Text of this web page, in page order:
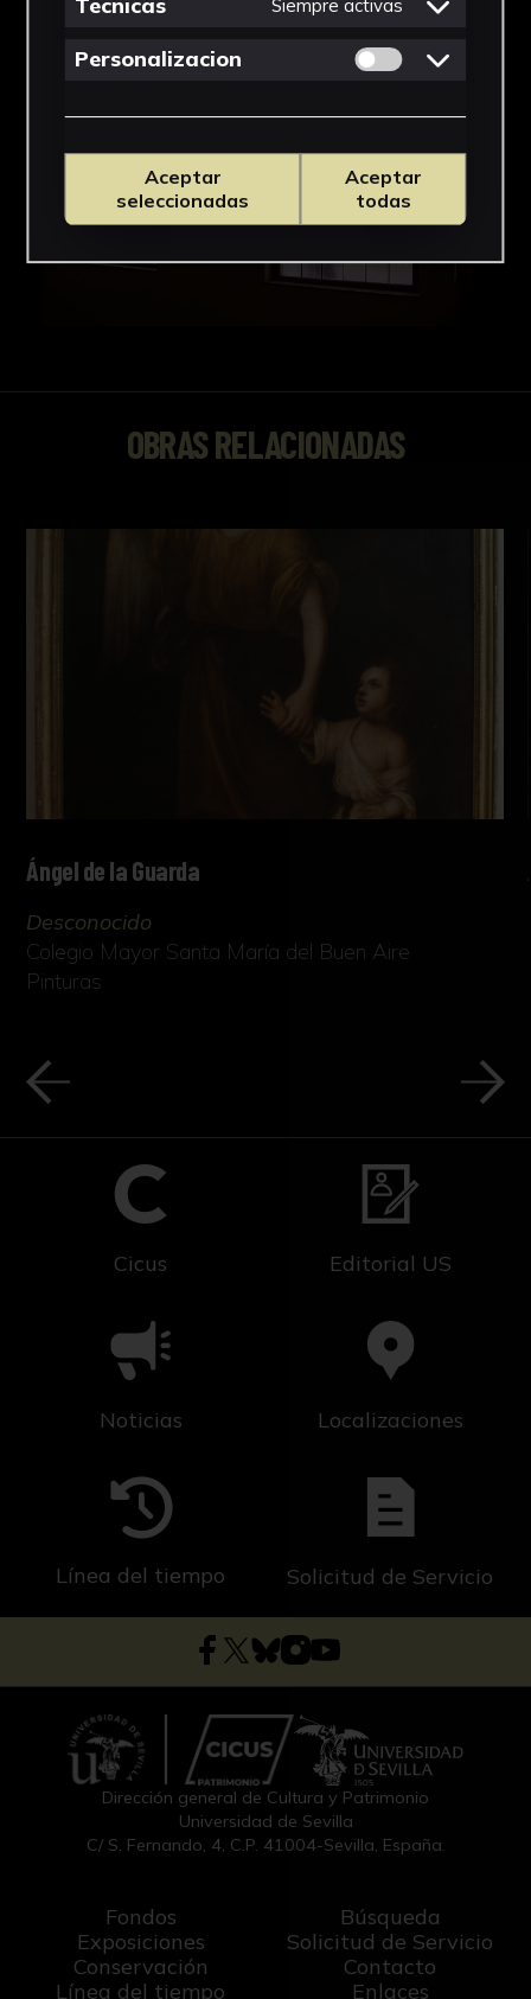
OBRAS RELACIONADAS
Ángel de la Guarda
Desconocido
Colegio Mayor Santa María del Buen Aire
Pinturas
Cicus Editorial US
Noticias Localizaciones
Línea del tiempo Solicitud de Servicio
Dirección general de Cultura y Patrimonio
Universidad de Sevilla
C/ S. Fernando, 4, C.P. 41004-Sevilla, España.
Fondos
Exposiciones
Conservación
Línea del tiempo
Búsqueda
Solicitud de Servicio
Contacto
Enlaces
Tecnicas Siempre activas
Personalizacion Permitir cookies
Aceptar
seleccionadas
Aceptar
todas